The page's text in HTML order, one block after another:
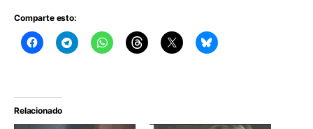
Comparte esto:
Relacionado